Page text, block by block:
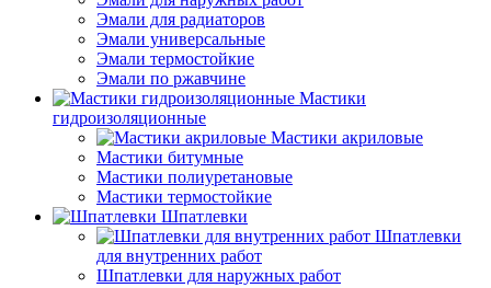
Эмали для радиаторов
Эмали универсальные
Эмали термостойкие
Эмали по ржавчине
Мастики
гидроизоляционные
Мастики акриловые
Мастики битумные
Мастики полиуретановые
Мастики термостойкие
Шпатлевки
Шпатлевки
для внутренних работ
Шпатлевки для наружных работ